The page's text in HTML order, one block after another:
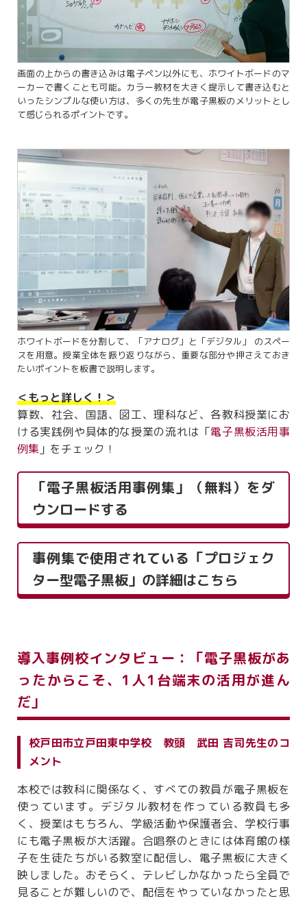
画面の上からの書き込みは電子ペン以外にも、ホワイトボードのマ
ーカーで書くことも可能。カラー教材を大きく提示して書き込むと
いったシンプルな使い方は、多くの先生が電子黒板のメリットとし
て感じられるポイントです。
ホワイトボードを分割して、「アナログ」と「デジタル」 のスペー
スを用意。授業全体を振り返りながら、重要な部分や押さえておき
たいポイントを板書で説明します。
＜もっと詳しく！＞
算数、社会、国語、図工、理科など、各教科授業にお
ける実践例や具体的な授業の流れは「電子黒板活用事
例集 」をチェック！
「電子黒板活用事例集」（無料）をダ
ウンロードする
事例集で使用されている「プロジェク
ター型電子黒板」の詳細はこちら
導入事例校インタビュー：「電子黒板があ
ったからこそ、1人1台端末の活用が進ん
だ」
校戸田市立戸田東中学校 教頭 武田 吉司先生のコ
メント
本校では教科に関係なく、すべての教員が電子黒板を
使っています。デジタル教材を作っている教員も多
く、授業はもちろん、学級活動や保護者会、学校行事
にも電子黒板が大活躍。合唱祭のときには体育館の様
子を生徒たちがいる教室に配信し、電子黒板に大きく
映しました。おそらく、テレビしかなかったら全員で
見ることが難しいので、配信をやっていなかったと思